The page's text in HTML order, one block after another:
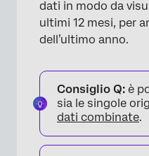
dati in modo da
ultimi 12 mesi, per
dell’ultimo anno.
Consiglio Q: è
sia le singole
dati combinate.